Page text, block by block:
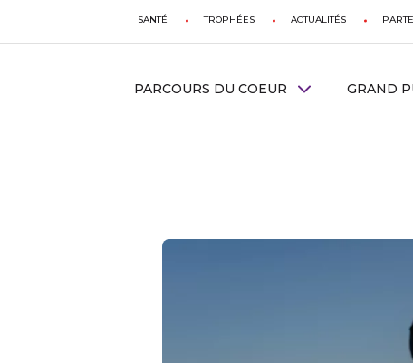
SANTÉ TROPHÉES ACTUALITÉS
PARCOURS DU COEUR GRAND